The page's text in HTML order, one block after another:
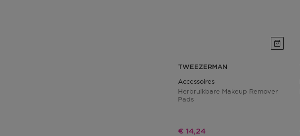
TWEEZERMAN
Accessoires
Herbruikbare Makeup Remover
Pads
Kortingsprijs
€ 14,24